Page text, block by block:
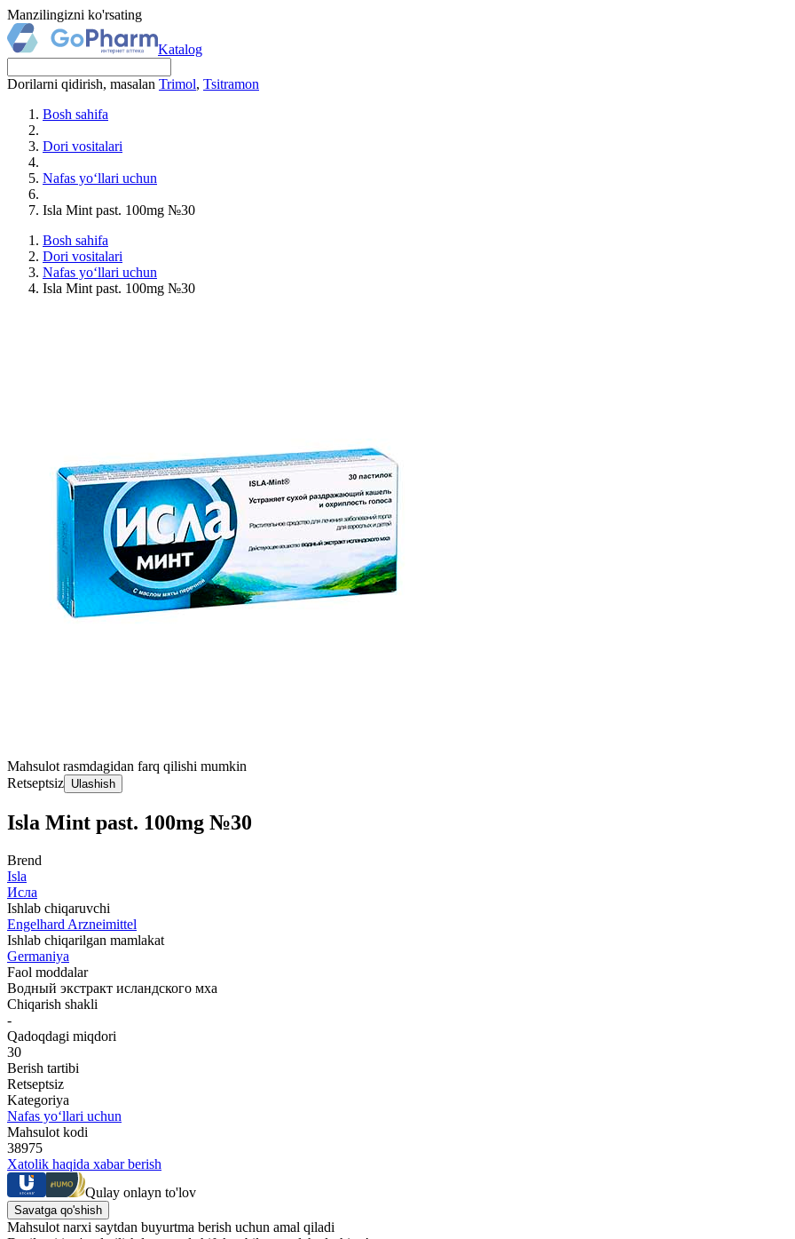
Manzilingizni ko'rsating
Katalog
Dorilarni qidirish, masalan Trimol, Tsitramon
Bosh sahifa
Dori vositalari
Nafas yo‘llari uchun
Isla Mint past. 100mg №30
Bosh sahifa
Dori vositalari
Nafas yo‘llari uchun
Isla Mint past. 100mg №30
Mahsulot rasmdagidan farq qilishi mumkin
Retseptsiz Ulashish
Isla Mint past. 100mg №30
Brend
Isla
Исла
Ishlab chiqaruvchi
Engelhard Arzneimittel
Ishlab chiqarilgan mamlakat
Germaniya
Faol moddalar
Водный экстракт исландского мха
Chiqarish shakli
-
Qadoqdagi miqdori
30
Berish tartibi
Retseptsiz
Kategoriya
Nafas yo‘llari uchun
Mahsulot kodi
38975
Xatolik haqida xabar berish
Qulay onlayn to'lov
Savatga qo'shish
Mahsulot narxi saytdan buyurtma berish uchun amal qiladi